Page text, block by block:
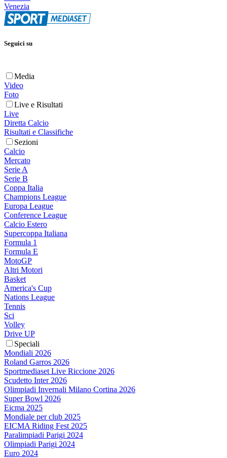
Venezia
Seguici su
Media
Video
Foto
Live e Risultati
Live
Diretta Calcio
Risultati e Classifiche
Sezioni
Calcio
Mercato
Serie A
Serie B
Coppa Italia
Champions League
Europa League
Conference League
Calcio Estero
Supercoppa Italiana
Formula 1
Formula E
MotoGP
Altri Motori
Basket
America's Cup
Nations League
Tennis
Sci
Volley
Drive UP
Speciali
Mondiali 2026
Roland Garros 2026
Sportmediaset Live Riccione 2026
Scudetto Inter 2026
Olimpiadi Invernali Milano Cortina 2026
Super Bowl 2026
Eicma 2025
Mondiale per club 2025
EICMA Riding Fest 2025
Paralimpiadi Parigi 2024
Olimpiadi Parigi 2024
Euro 2024